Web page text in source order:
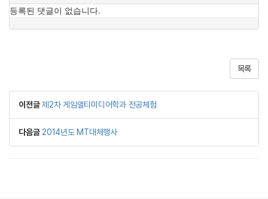
목록
이전글 제2차 게임멀티미디어학과 전공체험
다음글 2014년도 MT대체행사